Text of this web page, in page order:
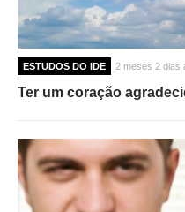
ESTUDOS DO IDE 2 meses 2 dias
Ter um coração